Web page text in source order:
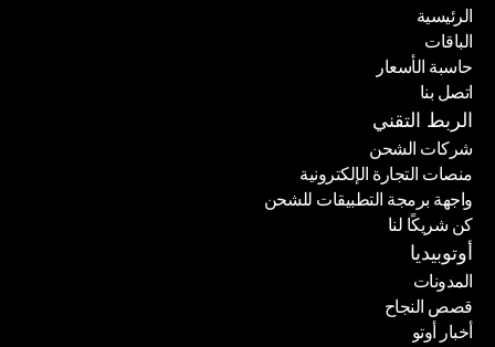
الرئيسية
الرئيسية
الباقات
الباقات
حاسبة الأسعار
حاسبة الأسعار
اتصل بنا
اتصل بنا
الربط التقني
شركات الشحن
شركات الشحن
منصات التجارة الإلكترونية
منصات التجارة الإلكترونية
واجهة برمجة التطبيقات للشحن
واجهة برمجة التطبيقات للشحن
كن شريكًا لنا
كن شريكًا لنا
أوتوبيديا
المدونات
المدونات
قصص النجاح
قصص النجاح
أخبار أوتو